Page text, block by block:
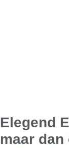
Elegend
maar